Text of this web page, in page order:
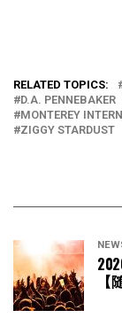
RELATED TOPICS:
D.A. PENNEBAKER
MONTEREY
ZIGGY STARDUST
【